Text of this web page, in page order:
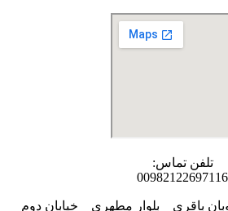
تلفن تماس:
00982122697116
باقری _ بلوار مطهری _ خیابان دوم